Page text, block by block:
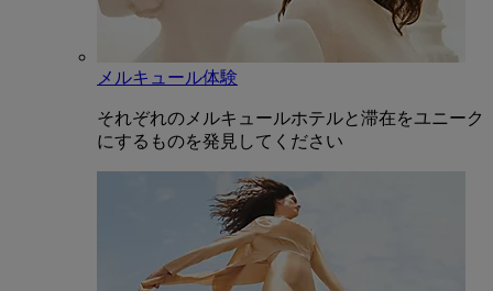
メルキュール体験
それぞれのメルキュールホテルと滞在をユニーク
にするものを発見してください